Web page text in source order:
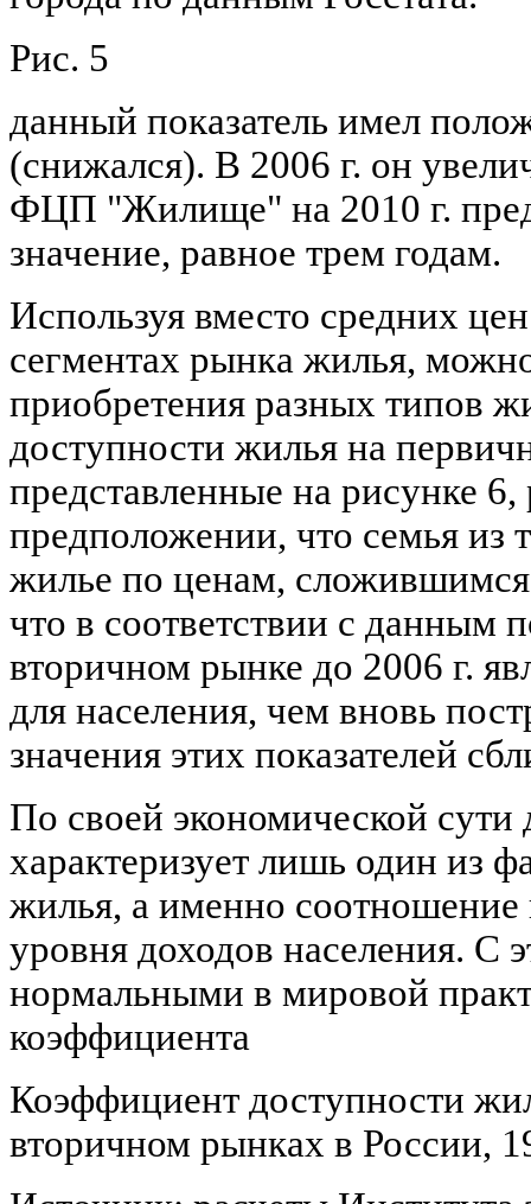
Рис. 5
данный показатель имел
(снижался). В 2006 г. он
ФЦП "Жилище" на 2010 г.
значение, равное трем годам.
Используя вместо средних
сегментах рынка жилья,
приобретения разных типов
доступности жилья на
представленные на рисунке
предположении, что семья из
жилье по ценам,
что в соответствии с данным
вторичном рынке до 2006 г.
для населения, чем вновь
значения этих показателей
По своей экономической сути
характеризует лишь один из
жилья, а именно
уровня доходов населения. С
нормальными в мировой
коэффициента
Коэффициент доступности
вторичном рынках в России,